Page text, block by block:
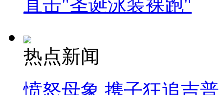
直击"圣诞泳装裸跑"
热点新闻
愤怒母象 携子狂追吉